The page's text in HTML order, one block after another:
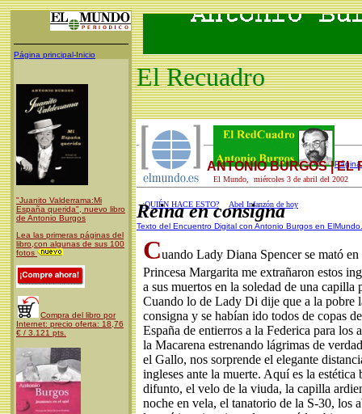
Página principal-Inicio
"Juanito Valderrama:Mi
España querida", nuevo libro
de Antonio Burgos
Lea las primeras páginas del
libro,con algunas de sus 100
fotos
Compra del libro por
Internet: precio oferta: 18,76
€ / 3.121 pts.
El Recuadro
El Mundo, miércoles 3 de abril del 2002
¿QUIÉN HACE ESTO? Abel Infanzón de hoy
Texto del Encuentro Digital con Antonio Burgos en
ANTONIO BURGOS | EL
Reina en consigna
Cuando Lady Diana Spencer se mató
Princesa Margarita me extrañaron estos
a sus muertos en la soledad de una capilla
Cuando lo de Lady Di dije que a la pobre
consigna y se habían ido todos de copas
España de entierros a la Federica para los
la Macarena estrenando lágrimas de
el Gallo, nos sorprende el elegante
ingleses ante la muerte. Aquí es la
difunto, el velo de la viuda, la capilla
noche en vela, el tanatorio de la S-30, los